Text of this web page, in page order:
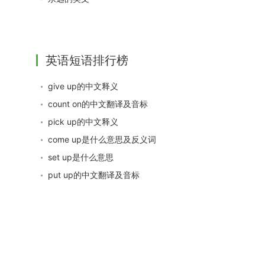
英语短语排行榜
give up的中文释义
count on的中文翻译及音标
pick up的中文释义
come up是什么意思及反义词
set up是什么意思
put up的中文翻译及音标